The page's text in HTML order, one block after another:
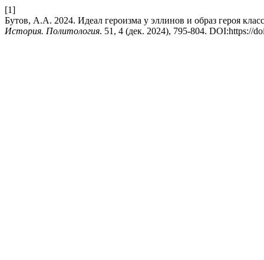
[1]
Бутов, А.А. 2024. Идеал героизма у эллинов и образ героя
История. Политология. 51, 4 (дек. 2024), 795-804. DOI:https://